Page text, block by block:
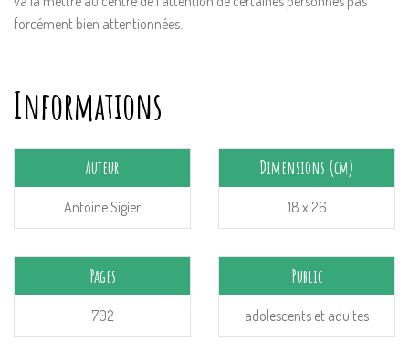
forcément bien attentionnées.
Informations
Auteur
Antoine Sigier
Dimensions (cm)
18 x 26
Pages
702
Public
adolescents et adultes